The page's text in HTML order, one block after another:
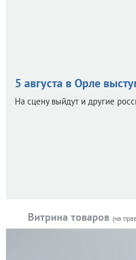
5 августа в Орле
На сцену выйдут и другие
Витрина товаров (на